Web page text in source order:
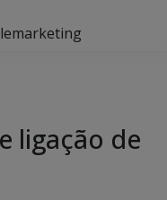
ligação de